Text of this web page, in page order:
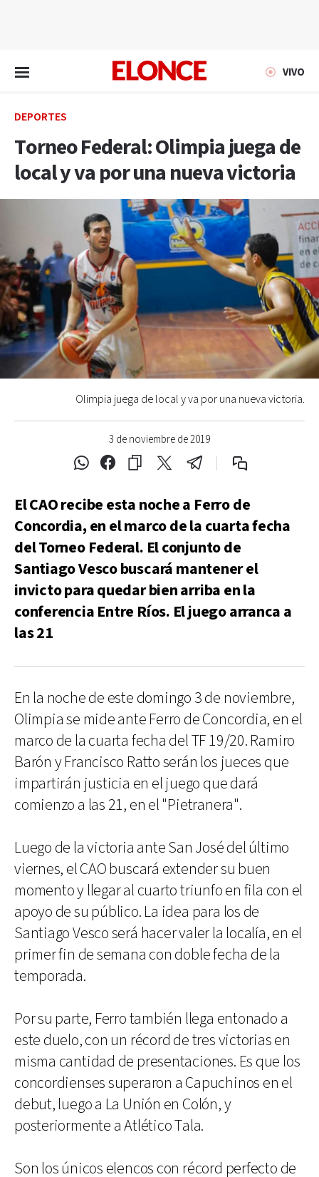
VIVO
DEPORTES
Torneo Federal: Olimpia juega de
local y va por una nueva victoria
3 de noviembre de 2019
Olimpia juega de local y va por una nueva victoria.
El CAO recibe esta noche a Ferro de
Concordia, en el marco de la cuarta fecha
del Torneo Federal. El conjunto de
Santiago Vesco buscará mantener el
invicto para quedar bien arriba en la
conferencia Entre Ríos. El juego arranca a
las 21
En la noche de este domingo 3 de noviembre,
Olimpia se mide ante Ferro de Concordia, en el
marco de la cuarta fecha del TF 19/20. Ramiro
Barón y Francisco Ratto serán los jueces que
impartirán justicia en el juego que dará
comienzo a las 21, en el "Pietranera".
Luego de la victoria ante San José del último
viernes, el CAO buscará extender su buen
momento y llegar al cuarto triunfo en fila con el
apoyo de su público. La idea para los de
Santiago Vesco será hacer valer la localía, en el
primer fin de semana con doble fecha de la
temporada.
Por su parte, Ferro también llega entonado a
este duelo, con un récord de tres victorias en
misma cantidad de presentaciones. Es que los
concordienses superaron a Capuchinos en el
debut, luego a La Unión en Colón, y
posteriormente a Atlético Tala.
Son los únicos elencos con récord perfecto de